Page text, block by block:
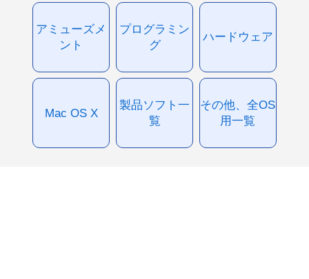
アミューズメ
ント
プログラミン
グ
ハードウェア
Mac OS X
製品ソフト一
覧
その他、全OS
用一覧